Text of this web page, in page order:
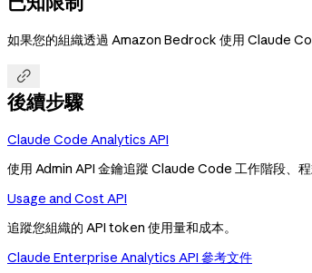
如果您的組織透過 Amazon Bedrock 使用 Claude

後續步驟
Claude Code Analytics API
使用 Admin API 金鑰追蹤 Claude Code 工作階段、程
Usage and Cost API
追蹤您組織的 API token 使用量和成本。
Claude Enterprise Analytics API 參考文件